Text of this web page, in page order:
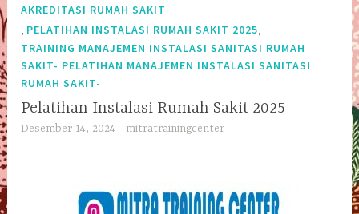
AKREDITASI RUMAH SAKIT
, PELATIHAN INSTALASI RUMAH SAKIT 2025,
TRAINING MANAJEMEN INSTALASI SANITASI RUMAH
SAKIT- PELATIHAN MANAJEMEN INSTALASI SANITASI
RUMAH SAKIT-
Pelatihan Instalasi Rumah Sakit 2025
Desember 14, 2024 mitratrainingcenter